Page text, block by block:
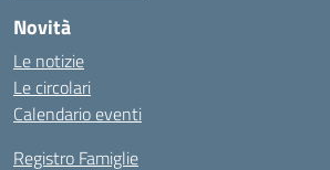
Novità
Le notizie
Le circolari
Calendario eventi
Registro Famiglie